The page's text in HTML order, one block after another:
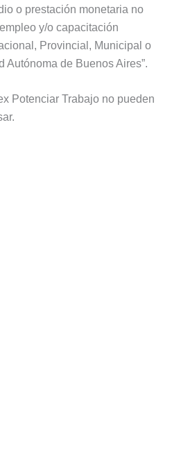
o prestación monetaria no
y/o capacitación
Provincial, Municipal o
Autónoma de Buenos Aires”.
Potenciar Trabajo no pueden